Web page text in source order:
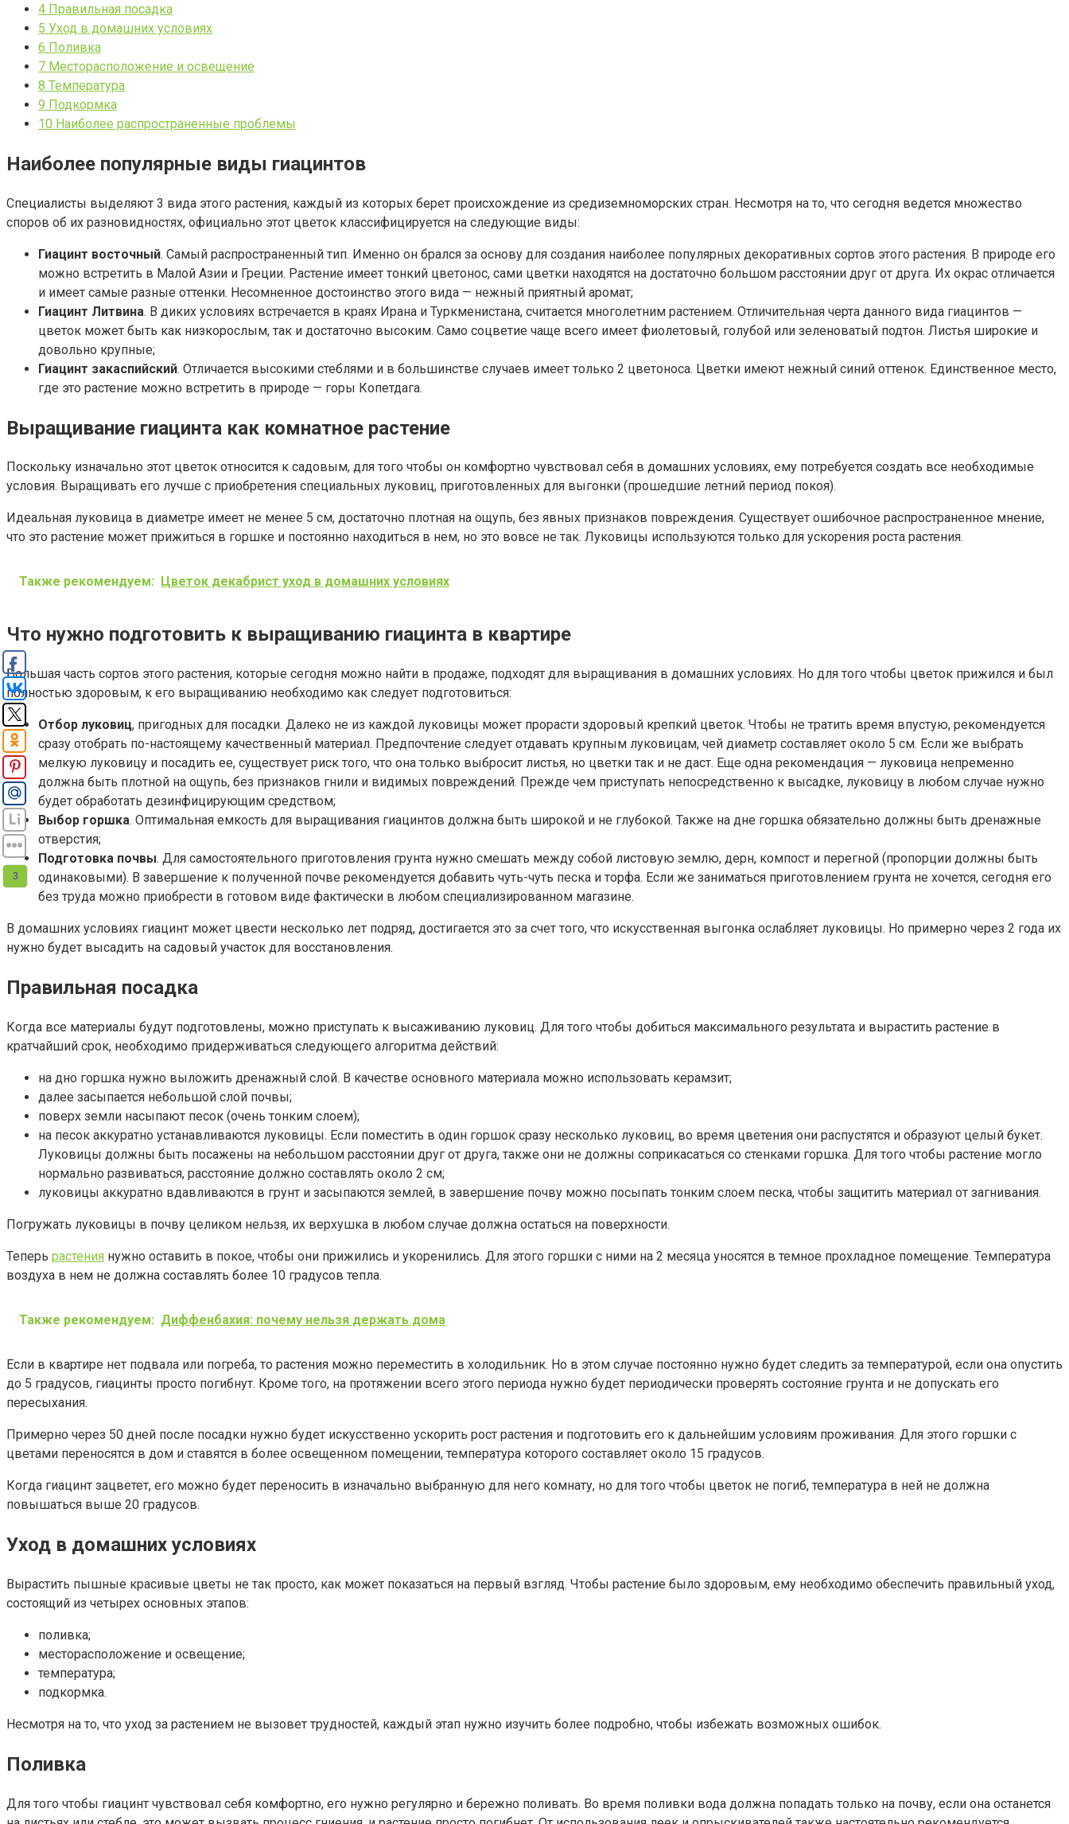
4 Правильная посадка
5 Уход в домашних условиях
6 Поливка
7 Месторасположение и освещение
8 Температура
9 Подкормка
10 Наиболее распространенные проблемы
Наиболее популярные виды гиацинтов
Специалисты выделяют 3 вида этого растения, каждый из которых берет происхождение из средиземноморских стран. Несмотря на то, что сегодня ведется множество
споров об их разновидностях, официально этот цветок классифицируется на следующие виды:
Гиацинт восточный. Самый распространенный тип. Именно он брался за основу для создания наиболее популярных декоративных сортов этого растения. В природе его
можно встретить в Малой Азии и Греции. Растение имеет тонкий цветонос, сами цветки находятся на достаточно большом расстоянии друг от друга. Их окрас отличается
и имеет самые разные оттенки. Несомненное достоинство этого вида — нежный приятный аромат;
Гиацинт Литвина. В диких условиях встречается в краях Ирана и Туркменистана, считается многолетним растением. Отличительная черта данного вида гиацинтов —
цветок может быть как низкорослым, так и достаточно высоким. Само соцветие чаще всего имеет фиолетовый, голубой или зеленоватый подтон. Листья широкие и
довольно крупные;
Гиацинт закаспийский. Отличается высокими стеблями и в большинстве случаев имеет только 2 цветоноса. Цветки имеют нежный синий оттенок. Единственное место,
где это растение можно встретить в природе — горы Копетдага.
Выращивание гиацинта как комнатное растение
Поскольку изначально этот цветок относится к садовым, для того чтобы он комфортно чувствовал себя в домашних условиях, ему потребуется создать все необходимые
условия. Выращивать его лучше с приобретения специальных луковиц, приготовленных для выгонки (прошедшие летний период покоя).
Идеальная луковица в диаметре имеет не менее 5 см, достаточно плотная на ощупь, без явных признаков повреждения. Существует ошибочное распространенное мнение,
что это растение может прижиться в горшке и постоянно находиться в нем, но это вовсе не так. Луковицы используются только для ускорения роста растения.
Также рекомендуем: Цветок декабрист уход в домашних условиях
Что нужно подготовить к выращиванию гиацинта в квартире
Большая часть сортов этого растения, которые сегодня можно найти в продаже, подходят для выращивания в домашних условиях. Но для того чтобы цветок прижился и был
полностью здоровым, к его выращиванию необходимо как следует подготовиться:
Отбор луковиц, пригодных для посадки. Далеко не из каждой луковицы может прорасти здоровый крепкий цветок. Чтобы не тратить время впустую, рекомендуется
сразу отобрать по-настоящему качественный материал. Предпочтение следует отдавать крупным луковицам, чей диаметр составляет около 5 см. Если же выбрать
мелкую луковицу и посадить ее, существует риск того, что она только выбросит листья, но цветки так и не даст. Еще одна рекомендация — луковица непременно
должна быть плотной на ощупь, без признаков гнили и видимых повреждений. Прежде чем приступать непосредственно к высадке, луковицу в любом случае нужно
будет обработать дезинфицирующим средством;
Выбор горшка. Оптимальная емкость для выращивания гиацинтов должна быть широкой и не глубокой. Также на дне горшка обязательно должны быть дренажные
отверстия;
Подготовка почвы. Для самостоятельного приготовления грунта нужно смешать между собой листовую землю, дерн, компост и перегной (пропорции должны быть
одинаковыми). В завершение к полученной почве рекомендуется добавить чуть-чуть песка и торфа. Если же заниматься приготовлением грунта не хочется, сегодня его
без труда можно приобрести в готовом виде фактически в любом специализированном магазине.
В домашних условиях гиацинт может цвести несколько лет подряд, достигается это за счет того, что искусственная выгонка ослабляет луковицы. Но примерно через 2 года их
нужно будет высадить на садовый участок для восстановления.
Правильная посадка
Когда все материалы будут подготовлены, можно приступать к высаживанию луковиц. Для того чтобы добиться максимального результата и вырастить растение в
кратчайший срок, необходимо придерживаться следующего алгоритма действий:
на дно горшка нужно выложить дренажный слой. В качестве основного материала можно использовать керамзит;
далее засыпается небольшой слой почвы;
поверх земли насыпают песок (очень тонким слоем);
на песок аккуратно устанавливаются луковицы. Если поместить в один горшок сразу несколько луковиц, во время цветения они распустятся и образуют целый букет.
Луковицы должны быть посажены на небольшом расстоянии друг от друга, также они не должны соприкасаться со стенками горшка. Для того чтобы растение могло
нормально развиваться, расстояние должно составлять около 2 см;
луковицы аккуратно вдавливаются в грунт и засыпаются землей, в завершение почву можно посыпать тонким слоем песка, чтобы защитить материал от загнивания.
Погружать луковицы в почву целиком нельзя, их верхушка в любом случае должна остаться на поверхности.
Теперь растения нужно оставить в покое, чтобы они прижились и укоренились. Для этого горшки с ними на 2 месяца уносятся в темное прохладное помещение. Температура
воздуха в нем не должна составлять более 10 градусов тепла.
Также рекомендуем: Диффенбахия: почему нельзя держать дома
Если в квартире нет подвала или погреба, то растения можно переместить в холодильник. Но в этом случае постоянно нужно будет следить за температурой, если она опустить
до 5 градусов, гиацинты просто погибнут. Кроме того, на протяжении всего этого периода нужно будет периодически проверять состояние грунта и не допускать его
пересыхания.
Примерно через 50 дней после посадки нужно будет искусственно ускорить рост растения и подготовить его к дальнейшим условиям проживания. Для этого горшки с
цветами переносятся в дом и ставятся в более освещенном помещении, температура которого составляет около 15 градусов.
Когда гиацинт зацветет, его можно будет переносить в изначально выбранную для него комнату, но для того чтобы цветок не погиб, температура в ней не должна
повышаться выше 20 градусов.
Уход в домашних условиях
Вырастить пышные красивые цветы не так просто, как может показаться на первый взгляд. Чтобы растение было здоровым, ему необходимо обеспечить правильный уход,
состоящий из четырех основных этапов:
поливка;
месторасположение и освещение;
температура;
подкормка.
Несмотря на то, что уход за растением не вызовет трудностей, каждый этап нужно изучить более подробно, чтобы избежать возможных ошибок.
Поливка
Для того чтобы гиацинт чувствовал себя комфортно, его нужно регулярно и бережно поливать. Во время поливки вода должна попадать только на почву, если она останется
3